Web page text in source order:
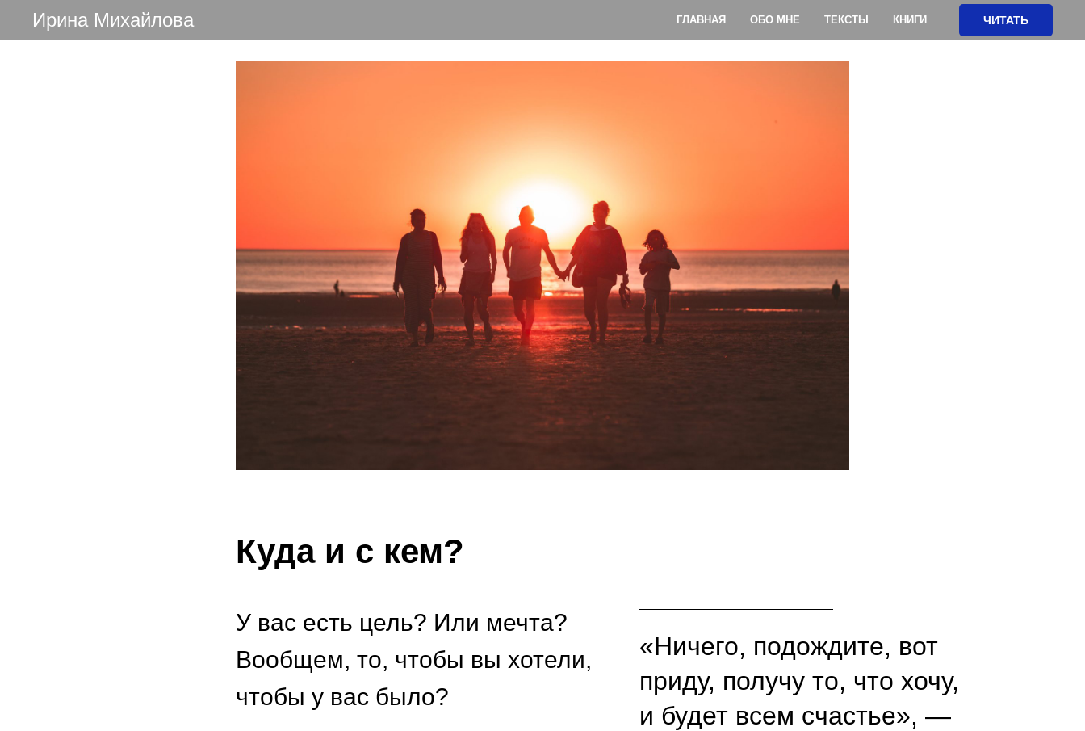
Ирина Михайлова ГЛАВНАЯ ОБО МНЕ ТЕКСТЫ КНИГИ ЧИТАТЬ
Куда и с кем?
«Ничего, подождите, вот
приду, получу то, что хочу,
и будет всем счастье», —
У вас есть цель? Или мечта?
Вообщем, то, чтобы вы хотели,
чтобы у вас было?